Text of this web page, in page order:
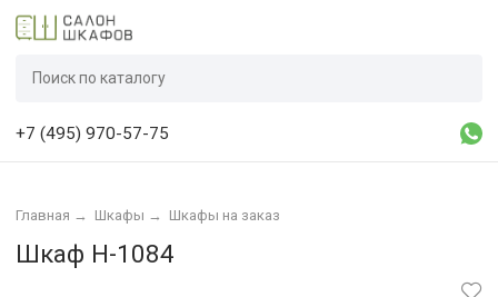
+7 (495) 970-57-75
Главная → Шкафы → Шкафы на заказ
Шкаф Н-1084